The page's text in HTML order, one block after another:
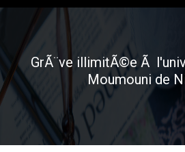
navigation
GrÃ¨ve illimitÃ©e Ã
Moumouni de